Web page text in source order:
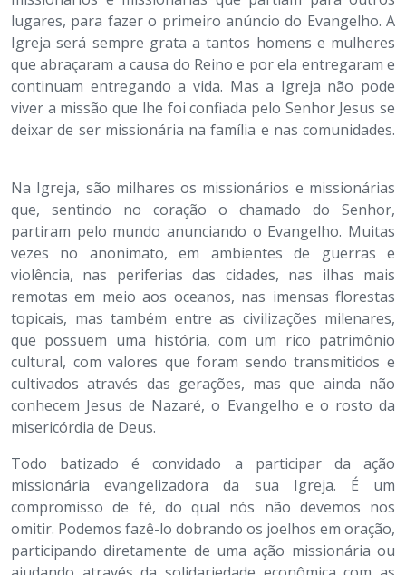
lugares, para fazer o primeiro anúncio do Evangelho. A
Igreja será sempre grata a tantos homens e mulheres
que abraçaram a causa do Reino e por ela entregaram e
continuam entregando a vida. Mas a Igreja não pode
viver a missão que lhe foi confiada pelo Senhor Jesus se
deixar de ser missionária na família e nas comunidades.
Na Igreja, são milhares os missionários e missionárias
que, sentindo no coração o chamado do Senhor,
partiram pelo mundo anunciando o Evangelho. Muitas
vezes no anonimato, em ambientes de guerras e
violência, nas periferias das cidades, nas ilhas mais
remotas em meio aos oceanos, nas imensas florestas
topicais, mas também entre as civilizações milenares,
que possuem uma história, com um rico patrimônio
cultural, com valores que foram sendo transmitidos e
cultivados através das gerações, mas que ainda não
conhecem Jesus de Nazaré, o Evangelho e o rosto da
misericórdia de Deus.
Todo batizado é convidado a participar da ação
missionária evangelizadora da sua Igreja. É um
compromisso de fé, do qual nós não devemos nos
omitir. Podemos fazê-lo dobrando os joelhos em oração,
participando diretamente de uma ação missionária ou